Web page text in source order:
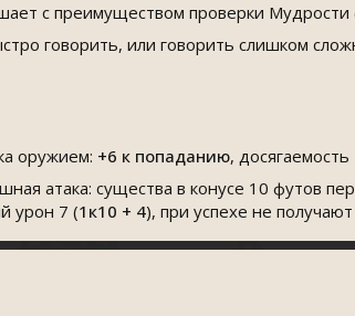
с преимуществом проверки
говорить, или говорить слишком
оружием: +6 к попаданию,
атака: существа в конусе 10 футов
урон 7 (1к10 + 4), при успехе не